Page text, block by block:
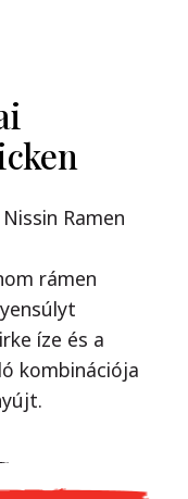
ízletes szója
street food.
ázsiai piacon
minden
Ramen
rámen
íze és a
kombinációja